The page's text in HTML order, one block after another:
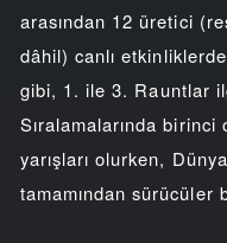
arasından 12 üretici
dâhil) canlı
gibi, 1. ile 3. Rauntlar
Sıralamalarında birinci
yarışları olurken,
tamamından sürücüler